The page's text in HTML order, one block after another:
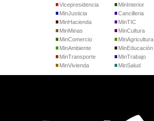
Vicepresidencia
MinJusticia
MinInterior
Cancilleria
MinHacienda
MinMinas
MinComercio
MinTIC
MinCultura
MinAgricultura
MinAmbiente
MinTransporte
MinVivienda
MinEducación
MinTrabajo
MinSalud